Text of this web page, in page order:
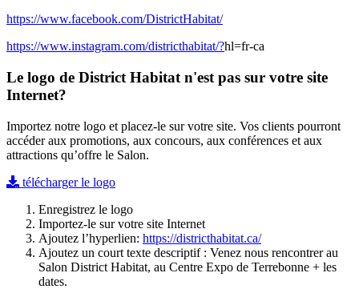
https://www.facebook.com/DistrictHabitat/
https://www.instagram.com/districthabitat/?hl=fr-ca
Le logo de District Habitat n'est pas sur votre site
Internet?
Importez notre logo et placez-le sur votre site. Vos clients pourront
accéder aux promotions, aux concours, aux conférences et aux
attractions qu’offre le Salon.
télécharger le logo
Enregistrez le logo
Importez-le sur votre site Internet
Ajoutez l’hyperlien: https://districthabitat.ca/
Ajoutez un court texte descriptif : Venez nous rencontrer au
Salon District Habitat, au Centre Expo de Terrebonne + les
dates.